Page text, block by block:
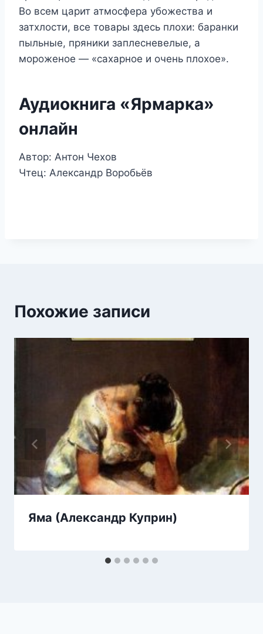
Во всем царит атмосфера убожества и
затхлости, все товары здесь плохи: баранки
пыльные, пряники заплесневелые, а
мороженое — «сахарное и очень плохое».
Аудиокнига «Ярмарка»
онлайн
Автор: Антон Чехов
Чтец: Александр Воробьёв
Похожие записи
Яма (Александр Куприн)